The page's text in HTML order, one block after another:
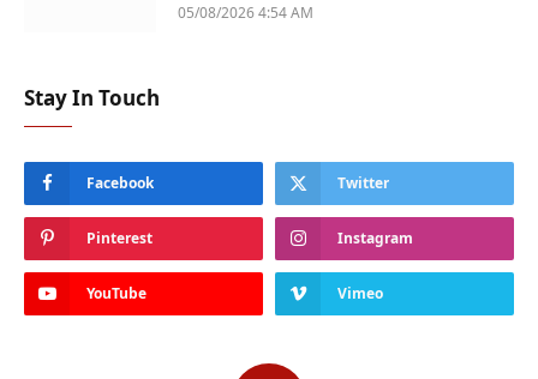
05/08/2026 4:54 AM
Stay In Touch
Facebook Twitter
Pinterest Instagram
YouTube Vimeo